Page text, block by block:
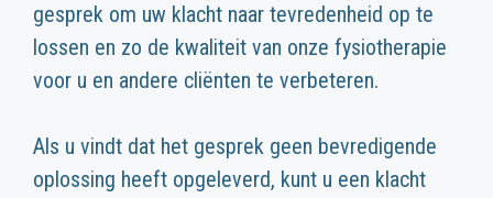
gesprek om uw klacht naar tevredenheid op te
lossen en zo de kwaliteit van onze fysiotherapie
voor u en andere cliënten te verbeteren.
Als u vindt dat het gesprek geen bevredigende
oplossing heeft opgeleverd, kunt u een klacht